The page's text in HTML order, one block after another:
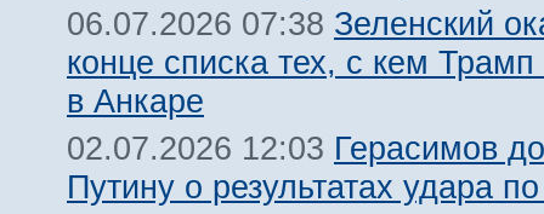
06.07.2026 07:38 Зеленский
конце списка тех, с кем Трамп
в Анкаре
02.07.2026 12:03 Герасимов
Путину о результатах удара